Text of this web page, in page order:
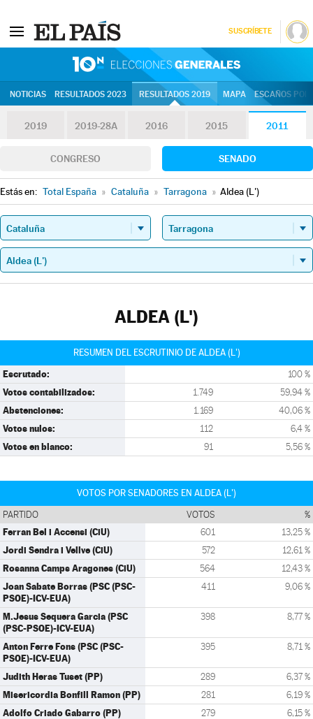
SUSCRÍBETE
NOTICIAS RESULTADOS 2023 RESULTADOS 2019 MAPA ESCAÑOS
2019 2019-28A 2016 2015 2011
CONGRESO SENADO
Estás en: Total España » Cataluña » Tarragona » Aldea (L')
ALDEA (L')
RESUMEN DEL ESCRUTINIO DE ALDEA (L')
Escrutado: 100 %
Votos contabilizados: 1.749 59,94 %
Abstenciones: 1.169 40,06 %
Votos nulos: 112 6,4 %
Votos en blanco: 91 5,56 %
VOTOS POR SENADORES EN ALDEA (L')
PARTIDO VOTOS %
Ferran Bel i Accensi (CiU) 601 13,25 %
Jordi Sendra i Vellve (CiU) 572 12,61 %
Rosanna Camps Aragones (CiU) 564 12,43 %
Joan Sabate Borras (PSC (PSC-
PSOE)-ICV-EUA)
411 9,06 %
M.Jesus Sequera Garcia (PSC
(PSC-PSOE)-ICV-EUA)
398 8,77 %
Anton Ferre Fons (PSC (PSC-
PSOE)-ICV-EUA)
395 8,71 %
Judith Heras Tuset (PP) 289 6,37 %
Misericordia Bonfill Ramon (PP) 281 6,19 %
Adolfo Criado Gabarro (PP) 279 6,15 %